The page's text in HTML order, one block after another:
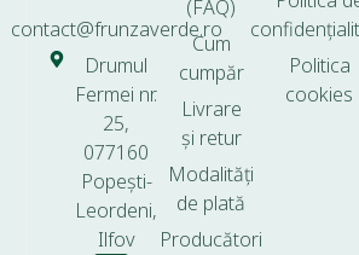
contact@frunzaverde.ro
Drumul
Fermei nr.
25,
077160
Popești-
Leordeni,
Ilfov
(FAQ)
Cum
cumpăr
Livrare
și retur
Modalități
de plată
Producători
Politica
cookies